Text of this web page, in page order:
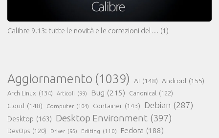
Calibre 9.13: tutte le novità e le correzioni del… (1)
Aggiornamento (1039) AI (148) Android (155)
Arch Linux (134) Articoli (99) Bug (215) Canonical (122)
Cloud (148) Computer (104) Container (143) Debian (287)
Desktop (163) Desktop Environment (397)
DevOps (120) Driver (95) Editing (110) Fedora (188)